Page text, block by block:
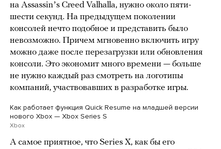
на Assassinʼs Creed Valhalla, нужно около пяти-
шести секунд. На предыдущем поколении
консолей нечто подобное и представить было
невозможно. Причем мгновенно включить игру
можно даже после перезагрузки или обновления
консоли. Это экономит много времени — больше
не нужно каждый раз смотреть на логотипы
компаний, участвовавших в разработке игры.
Как работает функция Quick Resume на младшей версии
нового Xbox — Xbox Series S
Xbox
А самое приятное, что Series X, как бы его